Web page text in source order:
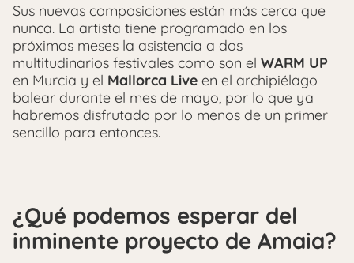
Sus nuevas composiciones están más cerca que
nunca. La artista tiene programado en los
próximos meses la asistencia a dos
multitudinarios festivales como son el WARM UP
en Murcia y el Mallorca Live en el archipiélago
balear durante el mes de mayo, por lo que ya
habremos disfrutado por lo menos de un primer
sencillo para entonces.
¿Qué podemos esperar del
inminente proyecto de Amaia?